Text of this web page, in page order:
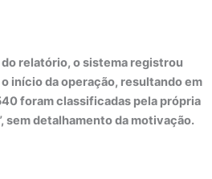
relatório, o sistema registrou
início da operação, resultando em
foram classificadas pela própria
sem detalhamento da motivação.